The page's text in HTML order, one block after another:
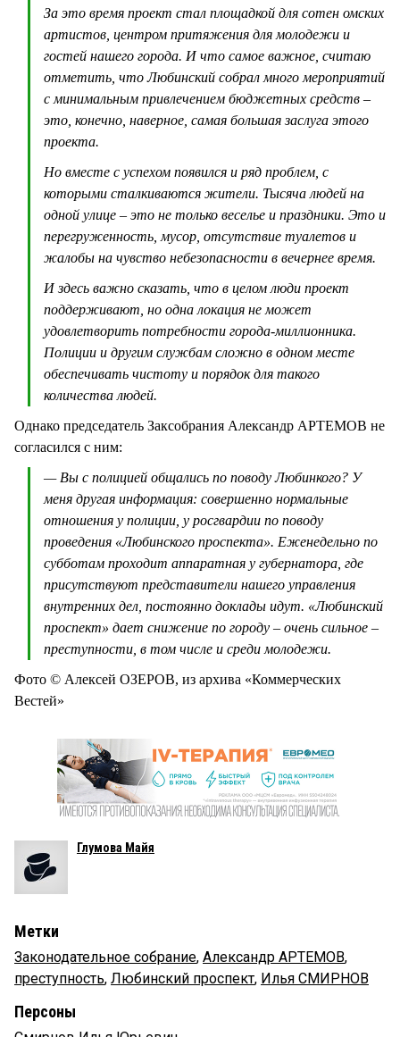
За это время проект стал площадкой для сотен омских
артистов, центром притяжения для молодежи и
гостей нашего города. И что самое важное, считаю
отметить, что Любинский собрал много мероприятий
с минимальным привлечением бюджетных средств –
это, конечно, наверное, самая большая заслуга этого
проекта.
Но вместе с успехом появился и ряд проблем, с
которыми сталкиваются жители. Тысяча людей на
одной улице – это не только веселье и праздники. Это и
перегруженность, мусор, отсутствие туалетов и
жалобы на чувство небезопасности в вечернее время.
И здесь важно сказать, что в целом люди проект
поддерживают, но одна локация не может
удовлетворить потребности города-миллионника.
Полиции и другим службам сложно в одном месте
обеспечивать чистоту и порядок для такого
количества людей.
Однако председатель Заксобрания Александр АРТЕМОВ не
согласился с ним:
— Вы с полицией общались по поводу Любинкого? У
меня другая информация: совершенно нормальные
отношения у полиции, у росгвардии по поводу
проведения «Любинского проспекта». Еженедельно по
субботам проходит аппаратная у губернатора, где
присутствуют представители нашего управления
внутренних дел, постоянно доклады идут. «Любинский
проспект» дает снижение по городу – очень сильное –
преступности, в том числе и среди молодежи.
Фото © Алексей ОЗЕРОВ, из архива «Коммерческих
Вестей»
Глумова Майя
Метки
Законодательное собрание, Александр АРТЕМОВ,
преступность, Любинский проспект, Илья СМИРНОВ
Персоны